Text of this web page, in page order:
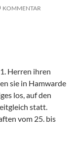
KOMMENTAR
Herren ihren
sie in Hamwarde
los, auf den
statt.
vom 25. bis